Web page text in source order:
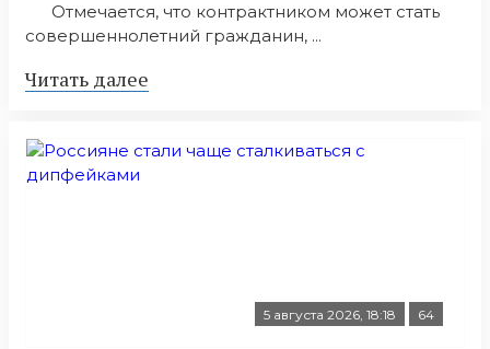
Отмечается, что контрактником может стать
совершеннолетний гражданин, ...
Читать далее
5 августа 2026, 18:18 64